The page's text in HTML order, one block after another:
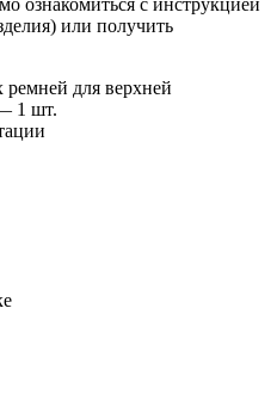
или получить
для верхней
1 шт.